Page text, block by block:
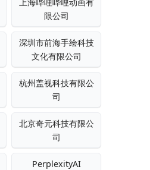
限公司
深圳市前海手绘科技
文化有限公司
杭州盖视科技有限公
司
北京奇元科技有限公
司
PerplexityAI